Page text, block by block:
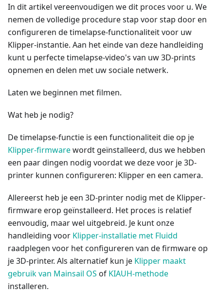
In dit artikel vereenvoudigen we dit proces voor u. We
nemen de volledige procedure stap voor stap door en
configureren de timelapse-functionaliteit voor uw
Klipper-instantie. Aan het einde van deze handleiding
kunt u perfecte timelapse-video's van uw 3D-prints
opnemen en delen met uw sociale netwerk.
Laten we beginnen met filmen.
Wat heb je nodig?
De timelapse-functie is een functionaliteit die op je
Klipper-firmwarewordt geïnstalleerd, dus we hebben
een paar dingen nodig voordat we deze voor je 3D-
printer kunnen configureren: Klipper en een camera.
Allereerst heb je een 3D-printer nodig met de Klipper-
firmware erop geïnstalleerd. Het proces is relatief
eenvoudig, maar wel uitgebreid. Je kunt onze
handleiding voor Klipper-installatie met Fluidd
raadplegen voor het configureren van de firmware op
je 3D-printer. Als alternatief kun je Klipper maakt
gebruik van Mainsail OS of KIAUH-methode
installeren.